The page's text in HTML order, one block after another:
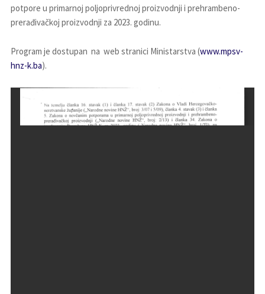
potpore u primarnoj poljoprivrednoj proizvodnji i prehrambeno-
prerađivačkoj proizvodnji za 2023. godinu.
Program je dostupan na web stranici Ministarstva (www.mpsv-
hnz-k.ba).